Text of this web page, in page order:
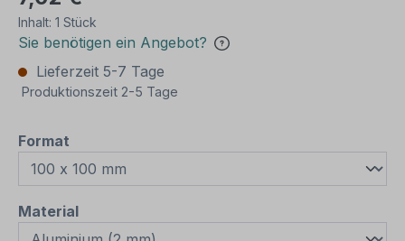
Inhalt: 1 Stück
Sie benötigen ein Angebot?
Lieferzeit 5-7 Tage
Produktionszeit 2-5 Tage
Format
Materialauswählen